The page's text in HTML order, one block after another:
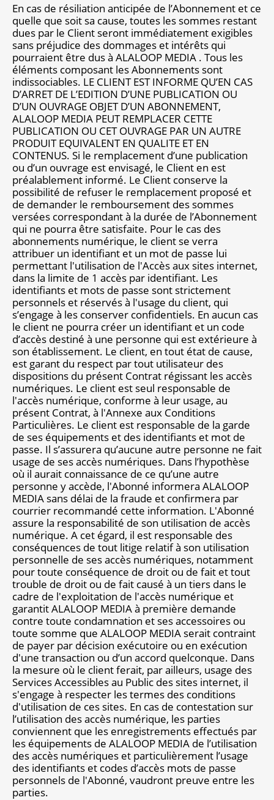
En cas de résiliation anticipée de l’Abonnement et ce
quelle que soit sa cause, toutes les sommes restant
dues par le Client seront immédiatement exigibles
sans préjudice des dommages et intérêts qui
pourraient être dus à ALALOOP MEDIA . Tous les
éléments composant les Abonnements sont
indissociables. LE CLIENT EST INFORME QU’EN CAS
D’ARRET DE L’EDITION D’UNE PUBLICATION OU
D’UN OUVRAGE OBJET D’UN ABONNEMENT,
ALALOOP MEDIA PEUT REMPLACER CETTE
PUBLICATION OU CET OUVRAGE PAR UN AUTRE
PRODUIT EQUIVALENT EN QUALITE ET EN
CONTENUS. Si le remplacement d’une publication
ou d’un ouvrage est envisagé, le Client en est
préalablement informé. Le Client conserve la
possibilité de refuser le remplacement proposé et
de demander le remboursement des sommes
versées correspondant à la durée de l’Abonnement
qui ne pourra être satisfaite. Pour le cas des
abonnements numérique, le client se verra
attribuer un identifiant et un mot de passe lui
permettant l'utilisation de l'Accès aux sites internet,
dans la limite de 1 accès par identifiant. Les
identifiants et mots de passe sont strictement
personnels et réservés à l'usage du client, qui
s’engage à les conserver confidentiels. En aucun cas
le client ne pourra créer un identifiant et un code
d’accès destiné à une personne qui est extérieure à
son établissement. Le client, en tout état de cause,
est garant du respect par tout utilisateur des
dispositions du présent Contrat régissant les accès
numériques. Le client est seul responsable de
l'accès numérique, conforme à leur usage, au
présent Contrat, à l'Annexe aux Conditions
Particulières. Le client est responsable de la garde
de ses équipements et des identifiants et mot de
passe. Il s’assurera qu’aucune autre personne ne fait
usage de ses accès numériques. Dans l’hypothèse
où il aurait connaissance de ce qu’une autre
personne y accède, l'Abonné informera ALALOOP
MEDIA sans délai de la fraude et confirmera par
courrier recommandé cette information. L'Abonné
assure la responsabilité de son utilisation de accès
numérique. A cet égard, il est responsable des
conséquences de tout litige relatif à son utilisation
personnelle de ses accès numériques, notamment
pour toute conséquence de droit ou de fait et tout
trouble de droit ou de fait causé à un tiers dans le
cadre de l'exploitation de l'accès numérique et
garantit ALALOOP MEDIA à première demande
contre toute condamnation et ses accessoires ou
toute somme que ALALOOP MEDIA serait contraint
de payer par décision exécutoire ou en exécution
d'une transaction ou d’un accord quelconque. Dans
la mesure où le client ferait, par ailleurs, usage des
Services Accessibles au Public des sites internet, il
s'engage à respecter les termes des conditions
d'utilisation de ces sites. En cas de contestation sur
l’utilisation des accès numérique, les parties
conviennent que les enregistrements effectués par
les équipements de ALALOOP MEDIA de l’utilisation
des accès numériques et particulièrement l’usage
des identifiants et codes d’accès mots de passe
personnels de l'Abonné, vaudront preuve entre les
parties.